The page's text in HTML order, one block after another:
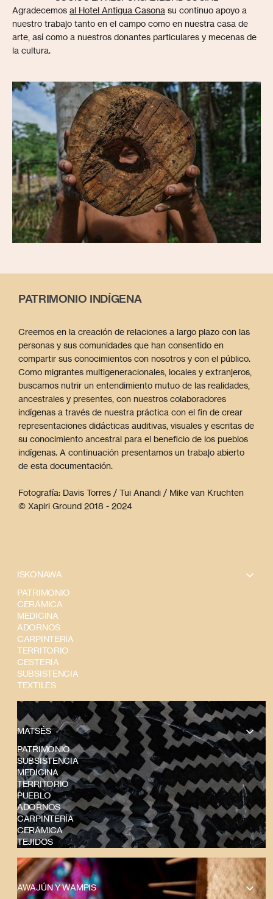
Agradecemos al Hotel Antigua Casona su continuo apoyo a
nuestro trabajo tanto en el campo como en nuestra casa de
arte, así como a nuestros donantes particulares y mecenas de
la cultura.
PATRIMONIO INDÍGENA
Creemos en la creación de relaciones a largo plazo con las
personas y sus comunidades que han consentido en
compartir sus conocimientos con nosotros y con el público.
Como migrantes multigeneracionales, locales y extranjeros,
buscamos nutrir un entendimiento mutuo de las realidades,
ancestrales y presentes, con nuestros colaboradores
indígenas a través de nuestra práctica con el fin de crear
representaciones didácticas auditivas, visuales y escritas de
su conocimiento ancestral para el beneficio de los pueblos
indígenas. A continuación presentamos un trabajo abierto
de esta documentación.
Fotografía: Davis Torres / Tui Anandi / Mike van Kruchten
© Xapiri Ground 2018 - 2024
ISKONAWA
PATRIMONIO
CERÁMICA
MEDICINA
ADORNOS
CARPINTERÍA
TERRITORIO
CESTERÍA
SUBSISTENCIA
TEXTILES
MATSÉS
PATRIMONIO
SUBSISTENCIA
MEDICINA
TERRITORIO
PUEBLO
ADORNOS
CARPINTERÍA
CERÁMICA
TEJIDOS
AWAJÚN Y WAMPIS